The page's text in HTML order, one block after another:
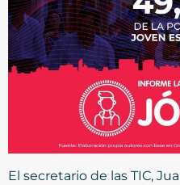
El secretario de las TIC,